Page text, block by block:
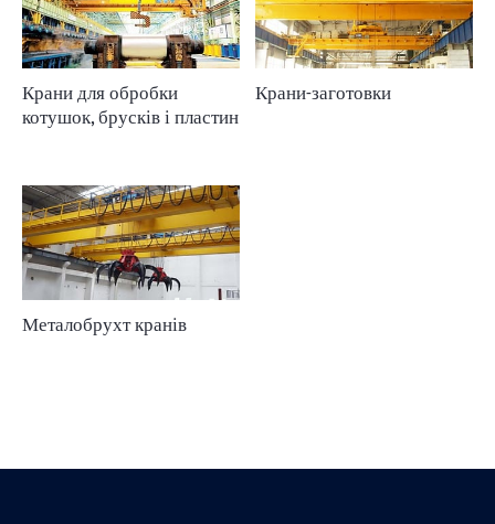
Крани для обробки
котушок, брусків і пластин
Крани-заготовки
Металобрухт кранів